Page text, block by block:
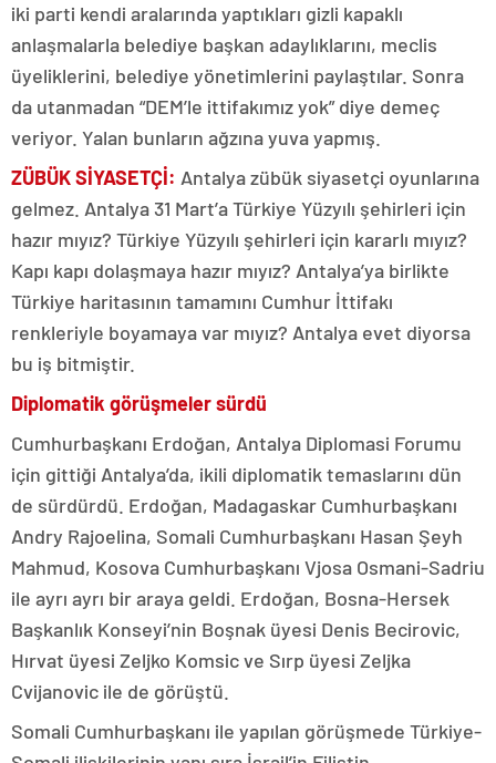
iki parti kendi aralarında yaptıkları gizli kapaklı
anlaşmalarla belediye başkan adaylıklarını, meclis
üyeliklerini, belediye yönetimlerini paylaştılar. Sonra
da utanmadan “DEM’le ittifakımız yok” diye demeç
veriyor. Yalan bunların ağzına yuva yapmış.
ZÜBÜK SİYASETÇİ: Antalya zübük siyasetçi oyunlarına
gelmez. Antalya 31 Mart’a Türkiye Yüzyılı şehirleri için
hazır mıyız? Türkiye Yüzyılı şehirleri için kararlı mıyız?
Kapı kapı dolaşmaya hazır mıyız? Antalya’ya birlikte
Türkiye haritasının tamamını Cumhur İttifakı
renkleriyle boyamaya var mıyız? Antalya evet diyorsa
bu iş bitmiştir.
Diplomatik görüşmeler sürdü
Cumhurbaşkanı Erdoğan, Antalya Diplomasi Forumu
için gittiği Antalya’da, ikili diplomatik temaslarını dün
de sürdürdü. Erdoğan, Madagaskar Cumhurbaşkanı
Andry Rajoelina, Somali Cumhurbaşkanı Hasan Şeyh
Mahmud, Kosova Cumhurbaşkanı Vjosa Osmani-Sadriu
ile ayrı ayrı bir araya geldi. Erdoğan, Bosna-Hersek
Başkanlık Konseyi’nin Boşnak üyesi Denis Becirovic,
Hırvat üyesi Zeljko Komsic ve Sırp üyesi Zeljka
Cvijanovic ile de görüştü.
Somali Cumhurbaşkanı ile yapılan görüşmede Türkiye-